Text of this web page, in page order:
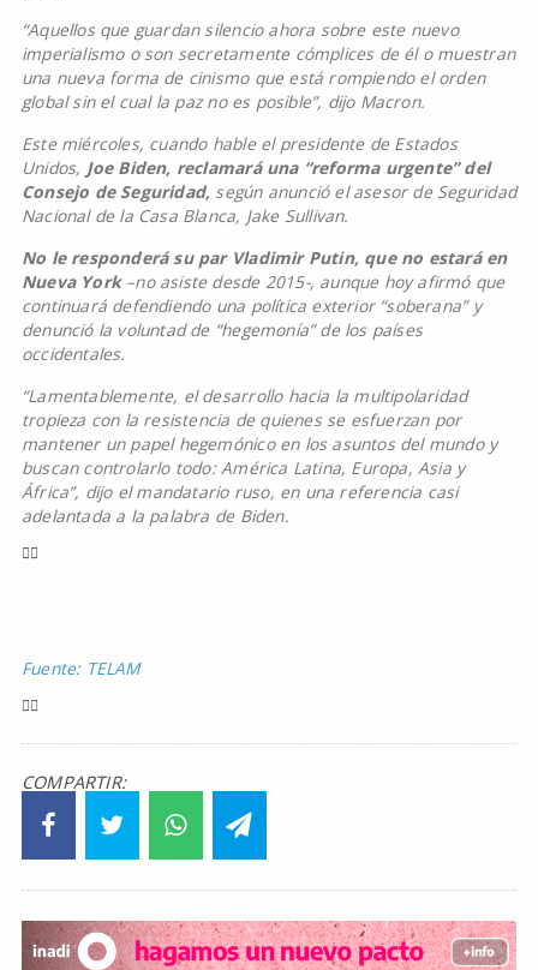
“Aquellos que guardan silencio ahora sobre este nuevo
imperialismo o son secretamente cómplices de él o muestran
una nueva forma de cinismo que está rompiendo el orden
global sin el cual la paz no es posible”, dijo Macron.
Este miércoles, cuando hable el presidente de Estados
Unidos, Joe Biden, reclamará una “reforma urgente” del
Consejo de Seguridad, según anunció el asesor de Seguridad
Nacional de la Casa Blanca, Jake Sullivan.
No le responderá su par Vladimir Putin, que no estará en
Nueva York–no asiste desde 2015-, aunque hoy afirmó que
continuará defendiendo una política exterior “soberana” y
denunció la voluntad de “hegemonía” de los países
occidentales.
“Lamentablemente, el desarrollo hacia la multipolaridad
tropieza con la resistencia de quienes se esfuerzan por
mantener un papel hegemónico en los asuntos del mundo y
buscan controlarlo todo: América Latina, Europa, Asia y
África”, dijo el mandatario ruso, en una referencia casi
adelantada a la palabra de Biden.
Fuente: TELAM
COMPARTIR: